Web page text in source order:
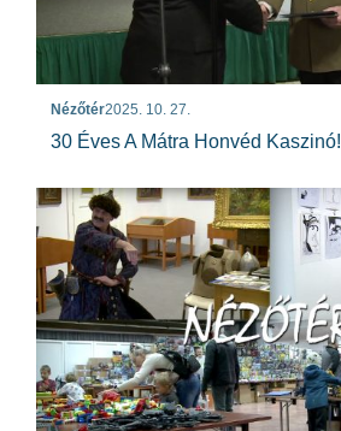
Nézőtér2025. 10. 27.
30 Éves A Mátra Honvéd Kaszinó!